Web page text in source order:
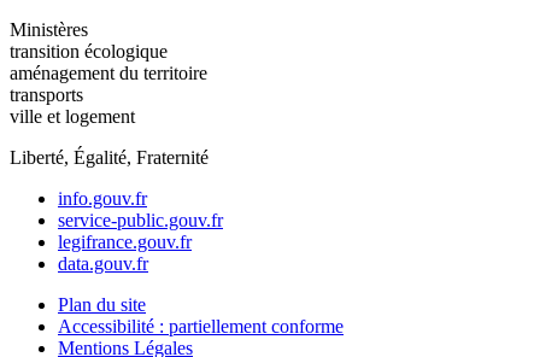
Ministères
transition écologique
aménagement du territoire
transports
ville et logement
Liberté, Égalité, Fraternité
info.gouv.fr
service-public.gouv.fr
legifrance.gouv.fr
data.gouv.fr
Plan du site
Accessibilité : partiellement conforme
Mentions Légales